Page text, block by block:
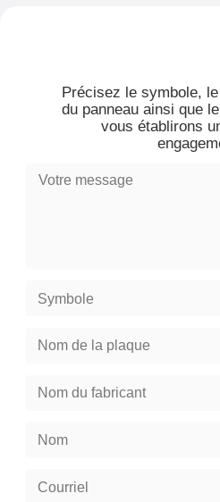
Avez-vous besoin
Précisez le symbole,
du panneau ainsi que
vous établirons